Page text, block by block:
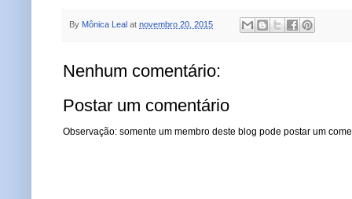
By Mônica Leal at novembro 20, 2015
Nenhum comentário:
Postar um comentário
Observação: somente um membro deste blog pode postar um